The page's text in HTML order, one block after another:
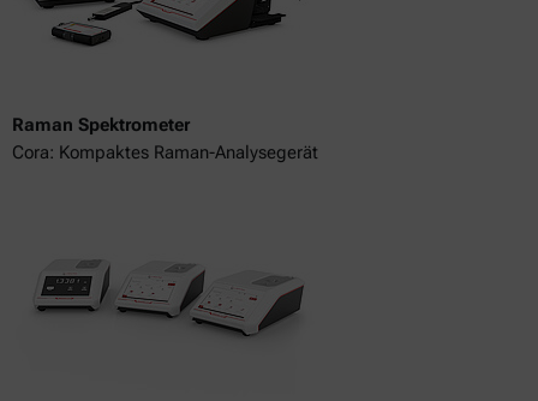
Raman Spektrometer
Cora: Kompaktes Raman-Analysegerät